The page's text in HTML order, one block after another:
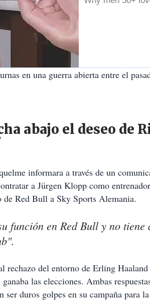
en una guerra abierta entre el
abajo el deseo de
informara a través de un
a Jürgen Klopp como
Red Bull a Sky Sports Alemania.
función en Red Bull y no
rechazo del entorno de Erling
las elecciones. Ambas
duros golpes en su campaña para